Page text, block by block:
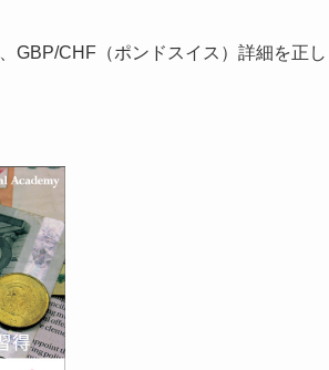
GBP/CHF（ポンドスイス）詳細を正